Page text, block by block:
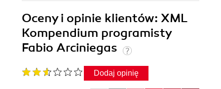
Oceny i opinie klientów: XML
Kompendium programisty
Fabio Arciniegas
Dodaj opinię